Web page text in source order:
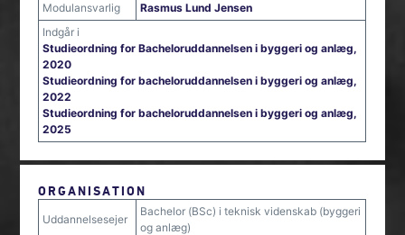
Modulansvarlig
Rasmus Lund Jensen
Indgår i
Studieordning for Bacheloruddannelsen i byggeri og anlæg,
2020
Studieordning for bacheloruddannelsen i byggeri og anlæg,
2022
Studieordning for bacheloruddannelsen i byggeri og anlæg,
2025
ORGANISATION
Uddannelsesejer
Bachelor (BSc) i teknisk videnskab (byggeri
og anlæg)